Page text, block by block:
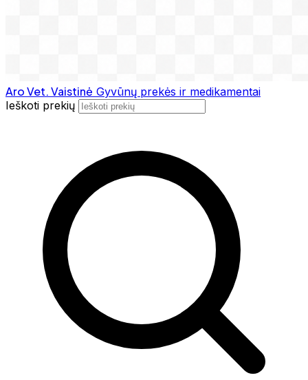
Aro Vet. Vaistinė Gyvūnų prekės ir medikamentai
Ieškoti prekių